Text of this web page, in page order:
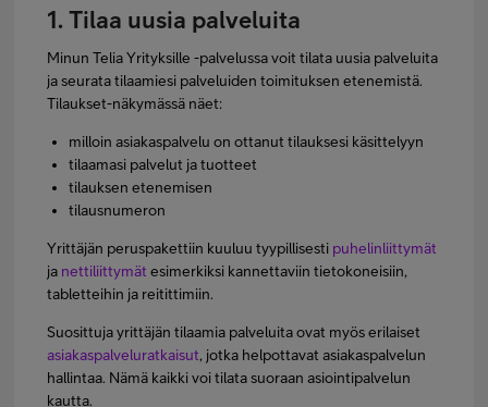
1. Tilaa uusia palveluita
Minun Telia Yrityksille -palvelussa voit tilata uusia palveluita
ja seurata tilaamiesi palveluiden toimituksen etenemistä.
Tilaukset-näkymässä näet:
milloin asiakaspalvelu on ottanut tilauksesi käsittelyyn
tilaamasi palvelut ja tuotteet
tilauksen etenemisen
tilausnumeron
Yrittäjän peruspakettiin kuuluu tyypillisesti puhelinliittymät
ja nettiliittymätesimerkiksi kannettaviin tietokoneisiin,
tabletteihin ja reitittimiin.
Suosittuja yrittäjän tilaamia palveluita ovat myös erilaiset
asiakaspalveluratkaisut, jotka helpottavat asiakaspalvelun
hallintaa. Nämä kaikki voi tilata suoraan asiointipalvelun
kautta.